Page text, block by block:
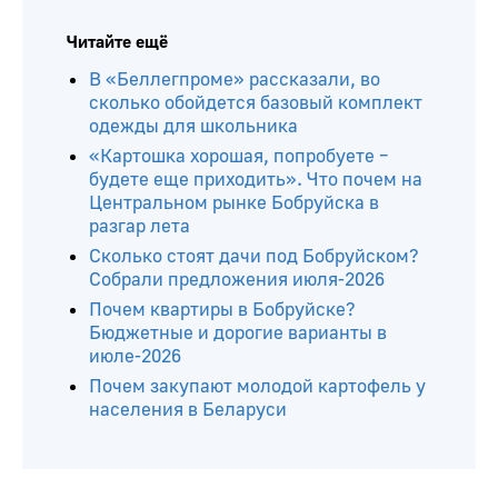
Читайте ещё
В «Беллегпроме» рассказали, во
сколько обойдется базовый комплект
одежды для школьника
«Картошка хорошая, попробуете –
будете еще приходить». Что почем на
Центральном рынке Бобруйска в
разгар лета
Сколько стоят дачи под Бобруйском?
Собрали предложения июля-2026
Почем квартиры в Бобруйске?
Бюджетные и дорогие варианты в
июле-2026
Почем закупают молодой картофель у
населения в Беларуси